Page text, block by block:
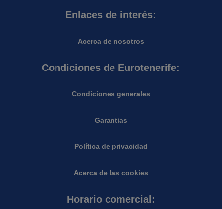
Enlaces de interés:
Acerca de nosotros
Condiciones de Eurotenerife:
Condiciones generales
Garantias
Política de privacidad
Acerca de las cookies
Horario comercial: